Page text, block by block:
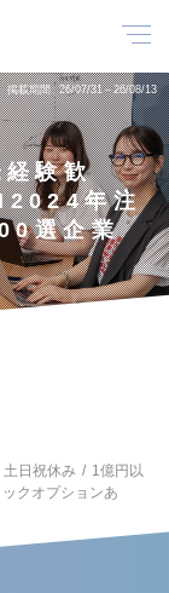
掲載期間 26/07/31～26/08/13
経験歓
年注
選企業
土日祝休み
1億円以
ックオプションあ